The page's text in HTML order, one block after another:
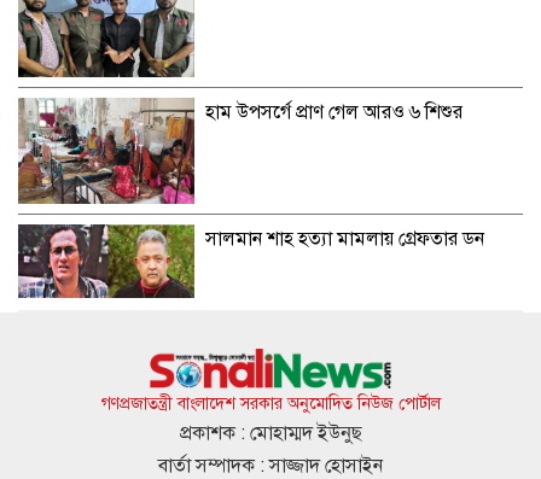
হাম উপসর্গে প্রাণ গেল আরও ৬ শিশুর
সালমান শাহ হত্যা মামলায় গ্রেফতার ডন
স্থানীয় নির্বাচনে মোট ভোটার ১২ কোটি ৮৬
লাখ
গণপ্রজাতন্ত্রী বাংলাদেশ সরকার অনুমোদিত নিউজ পোর্টাল
প্রকাশক : মোহাম্মদ ইউনুছ
বার্তা সম্পাদক : সাজ্জাদ হোসাইন